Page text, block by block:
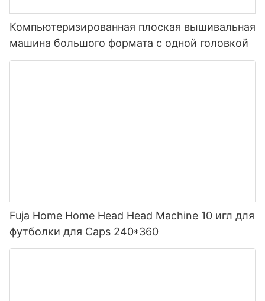
Компьютеризированная плоская вышивальная
машина большого формата с одной головкой
Fuja Home Home Head Head Machine 10 игл для
футболки для Caps 240*360